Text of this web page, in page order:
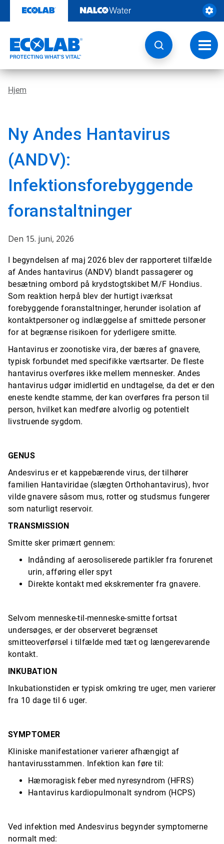
indhold
Skift
Hjem
Ny Andes Hantavirus
(ANDV):
Infektionsforebyggende
foranstaltninger
Den 15. juni, 2026
I begyndelsen af maj 2026 blev der rapporteret tilfælde
af Andes hantavirus (ANDV) blandt passagerer og
besætning ombord på krydstogtskibet M/F Hondius.
Som reaktion herpå blev der hurtigt iværksat
forebyggende foranstaltninger, herunder isolation af
kontaktpersoner og indlæggelse af smittede personer
for at begrænse risikoen for yderligere smitte.
Hantavirus er zoonotiske vira, der bæres af gnavere,
typisk forbundet med specifikke værtsarter. De fleste
hantavirus overføres ikke mellem mennesker. Andes
hantavirus udgør imidlertid en undtagelse, da det er den
eneste kendte stamme, der kan overføres fra person til
person, hvilket kan medføre alvorlig og potentielt
livstruende sygdom.
GENUS
Andesvirus er et kappebærende virus, der tilhører
familien Hantaviridae (slægten Orthohantavirus), hvor
vilde gnavere såsom mus, rotter og studsmus fungerer
som naturligt reservoir.
TRANSMISSION
Smitte sker primært gennem:
Indånding af aerosoliserede partikler fra forurenet
urin, afføring eller spyt
Direkte kontakt med ekskrementer fra gnavere.
Selvom menneske-til-menneske-smitte fortsat
undersøges, er der observeret begrænset
smitteoverførsel i tilfælde med tæt og længerevarende
kontakt.
INKUBATION
Inkubationstiden er typisk omkring tre uger, men varierer
fra 10 dage til 6 uger.
SYMPTOMER
Kliniske manifestationer varierer afhængigt af
hantavirusstammen. Infektion kan føre til:
Hæmoragisk feber med nyresyndrom (HFRS)
Hantavirus kardiopulmonalt syndrom (HCPS)
Ved infektion med Andesvirus begynder symptomerne
normalt med: